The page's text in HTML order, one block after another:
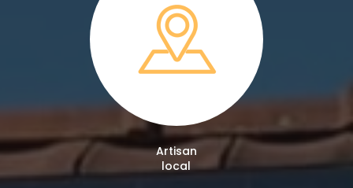
Artisan
local